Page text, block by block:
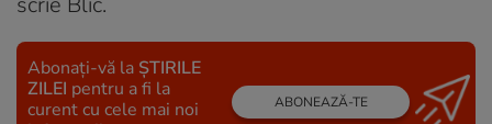
Abonați-vă la ȘTIRILE
ZILEI pentru a fi la
curent cu cele mai noi
ABONEAZĂ-TE